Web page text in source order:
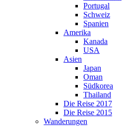
Portugal
Schweiz
Spanien
Amerika
Kanada
USA
Asien
Japan
Oman
Südkorea
Thailand
Die Reise 2017
Die Reise 2015
Wanderungen